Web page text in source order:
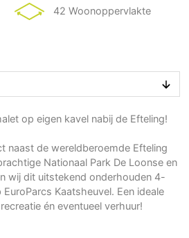
42 Woonoppervlakte
op eigen kavel nabij de Efteling!
naast de wereldberoemde Efteling
Nationaal Park De Loonse en
wij dit uitstekend onderhouden 4-
Kaatsheuvel. Een ideale
én eventueel verhuur!